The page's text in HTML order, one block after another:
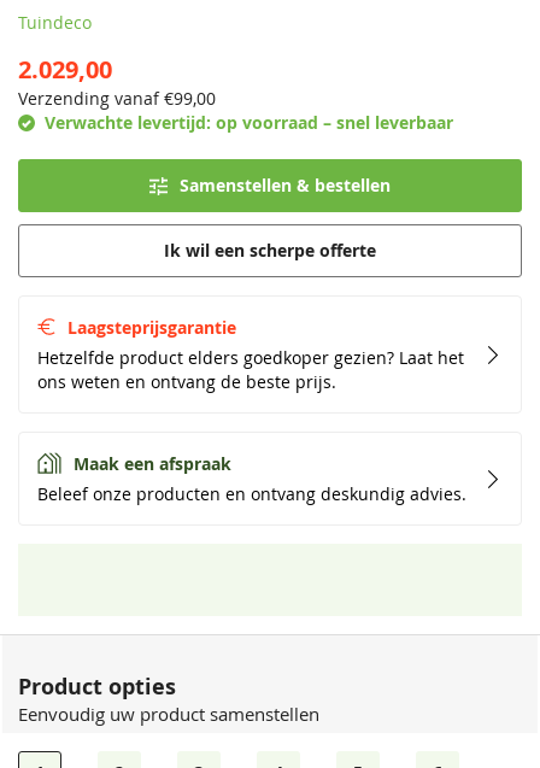
Tuindeco
2.029,00
Verzending vanaf €99,00
Verwachte levertijd: op voorraad – snel leverbaar
Laagsteprijsgarantie
Hetzelfde product elders goedkoper gezien? Laat het
ons weten en ontvang de beste prijs.
Maak een afspraak
Beleef onze producten en ontvang deskundig advies.
Samenstellen & bestellen
Ik wil een scherpe offerte
Product opties
Eenvoudig uw product samenstellen